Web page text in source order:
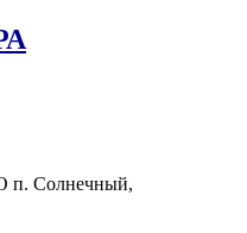
п. Солнечный,